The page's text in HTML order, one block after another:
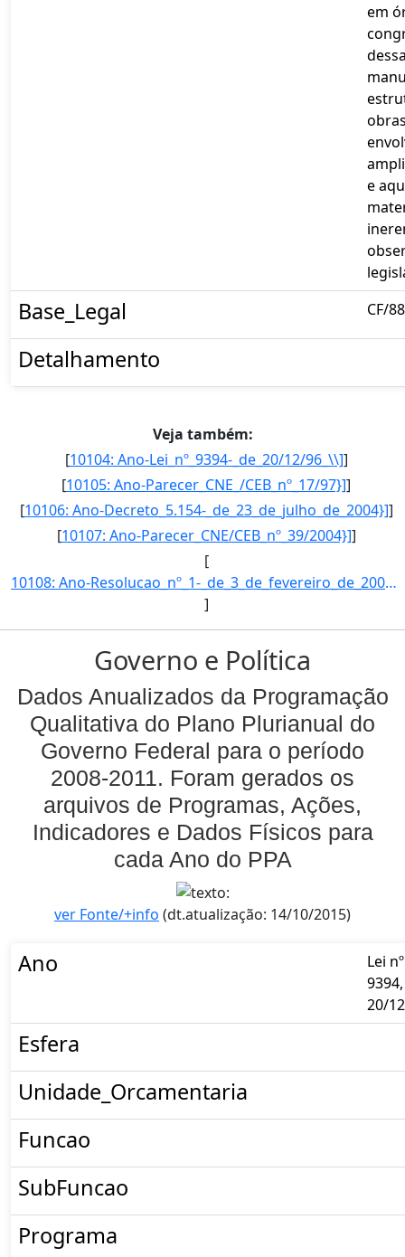
em
e
Base_Legal CF/
Detalhamento
Veja também:
[10104: Ano-Lei_nº_9394-_de_20/12/96_\\]]
[10105: Ano-Parecer_CNE_/CEB_nº_17/97}]]
[10106: Ano-Decreto_5.154-_de_23_de_julho_de_2004}]]
[10107: Ano-Parecer_CNE/CEB_nº_39/2004}]]
[
10108: Ano-Resolucao_nº_1-_de_3_de_fevereiro_de_2005.-Esfera-Esta_acao_e_implementada_diretamente_pelas_uni]
]
Governo e Política
Dados Anualizados da Programação
Qualitativa do Plano Plurianual do
Governo Federal para o período
2008-2011. Foram gerados os
arquivos de Programas, Ações,
Indicadores e Dados Físicos para
cada Ano do PPA
ver Fonte/+info (dt.atualização: 14/10/2015)
Ano
Lei nº
20/
Esfera
Unidade_Orcamentaria
Funcao
SubFuncao
Programa